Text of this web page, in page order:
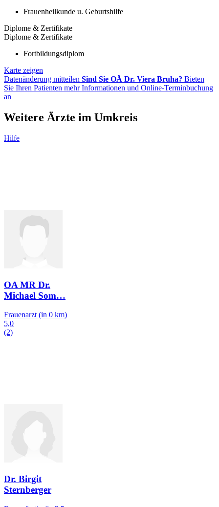
Frauenheilkunde u. Geburtshilfe
Diplome & Zertifikate
Diplome & Zertifikate
Fortbildungsdiplom
Karte zeigen
Datenänderung mitteilen Sind Sie OÄ Dr. Viera Bruha? Bieten
Sie Ihren Patienten mehr Informationen und Online-Terminbuchung
an
Weitere Ärzte im Umkreis
Hilfe
OA MR Dr.
Michael Som…
Frauenarzt (in 0 km)
5,0
(2)
Dr. Birgit
Sternberger